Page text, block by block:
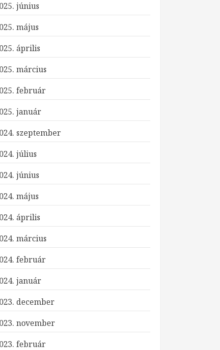
június
május
április
március
február
január
szeptember
július
június
május
április
március
február
január
december
november
február